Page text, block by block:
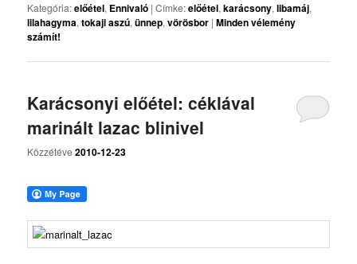
Kategória:előétel, Ennivaló |Címke:előétel,karácsony,libamáj,
lilahagyma,tokaji aszú,ünnep,vörösbor |Minden vélemény
számít!
Karácsonyi előétel: céklával
marinált lazac blinivel
Közzétéve2010-12-23